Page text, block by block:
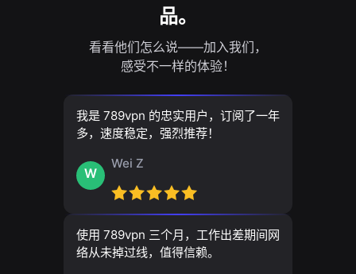
品。
看看他们怎么说——加入我们，
感受不一样的体验！
我是 789vpn 的忠实用户，订阅了一年
多，速度稳定，强烈推荐！
W
Wei Z
使用 789vpn 三个月，工作出差期间网
络从未掉过线，值得信赖。